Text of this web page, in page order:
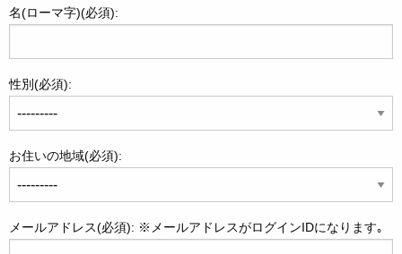
名(ローマ字)(必須):
性別(必須):
お住いの地域(必須):
メールアドレス(必須): ※メールアドレスがログインIDになります｡